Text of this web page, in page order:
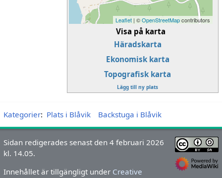
Leaflet | ©OpenStreetMapcontributors
Visa på karta
Häradskarta
Ekonomisk karta
Topografisk karta
Lägg till ny plats
Kategorier: Plats i Blåvik Backstuga i Blåvik
Sidan redigerades senast den 4 februari 2026
kl. 14.05.
Innehållet är tillgängligt under Creative